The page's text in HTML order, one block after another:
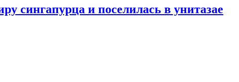
сингапурца и поселилась в унитазае